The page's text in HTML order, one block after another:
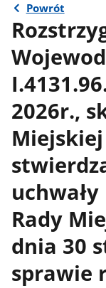
Powrót
2026r.,
Rady
dnia 30
sprawie